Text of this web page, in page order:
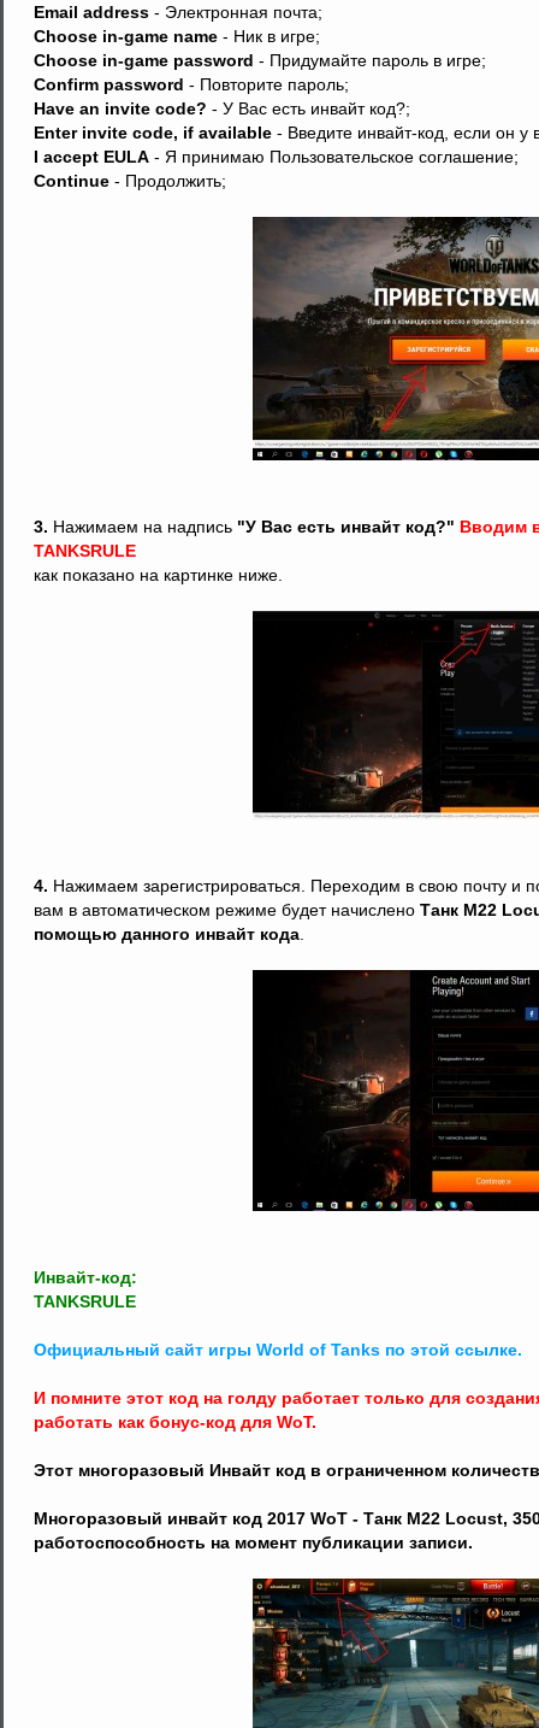
Email address - Электронная почта;
Choose in-game name - Ник в игре;
Choose in-game password - Придумайте пароль в игре;
Confirm password - Повторите пароль;
Have an invite code? - У Вас есть инвайт код?;
Enter invite code, if available - Введите инвайт-код, если он у
I accept EULA - Я принимаю Пользовательское соглашение;
Continue - Продолжить;
3. Нажимаем на надпись "У Вас есть инвайт код?" Вводим
TANKSRULE
как показано на картинке ниже.
4. Нажимаем зарегистрироваться. Переходим в свою почту и
вам в автоматическом режиме будет начислено Танк M22
помощью данного инвайт кода
Инвайт-код:
TANKSRULE
Официальный сайт игры World of Tanks по этой ссылке.
И помните этот код на голду работает только для
работать как бонус-код для WoT.
Этот многоразовый Инвайт код в ограниченном
Многоразовый инвайт код 2017 WoT - Танк M22 Locust,
работоспособность на момент публикации записи.